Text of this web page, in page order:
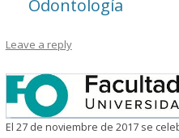
Odontología
Leave a reply
El 27 de noviembre de 2017 se